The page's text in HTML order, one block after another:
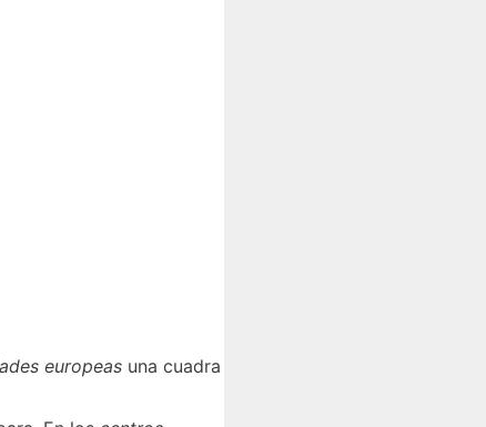
europeas una cuadra